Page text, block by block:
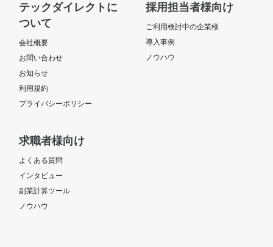
テックダイレクトに
ついて
会社概要
お問い合わせ
お知らせ
利用規約
プライバシーポリシー
採用担当者様向け
ご利用検討中の企業様
導入事例
ノウハウ
求職者様向け
よくある質問
インタビュー
副業計算ツール
ノウハウ